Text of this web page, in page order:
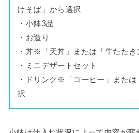
けそば」から選択
・小鉢3品
・お造り
・丼※「天丼」または「牛たたき
・ミニデザートセット
・ドリンク※「コーヒー」または
択